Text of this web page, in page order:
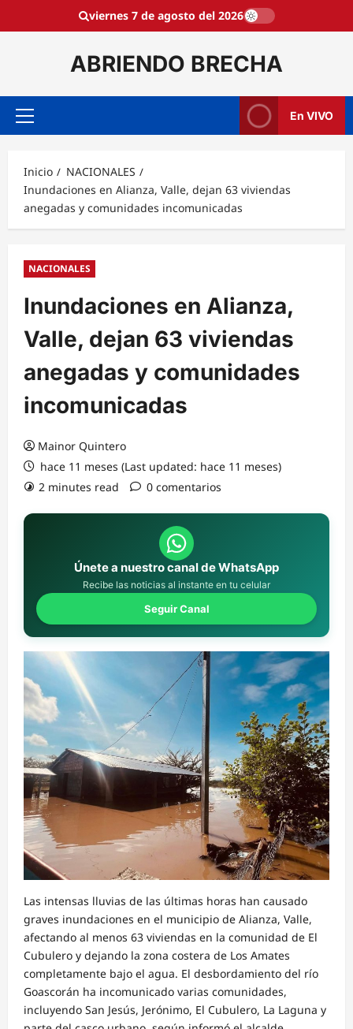
viernes 7 de agosto del 2026
ABRIENDO BRECHA
Menú
En VIVO
Inicio
NACIONALES
Inundaciones en Alianza, Valle, dejan 63 viviendas
anegadas y comunidades incomunicadas
NACIONALES
Inundaciones en Alianza,
Valle, dejan 63 viviendas
anegadas y comunidades
incomunicadas
Mainor Quintero
hace 11 meses (Last updated: hace 11 meses)
2 minutes read
0 comentarios
Únete a nuestro canal de WhatsApp
Recibe las noticias al instante en tu celular
Seguir Canal
Las intensas lluvias de las últimas horas han causado
graves inundaciones en el municipio de Alianza, Valle,
afectando al menos 63 viviendas en la comunidad de El
Cubulero y dejando la zona costera de Los Amates
completamente bajo el agua. El desbordamiento del río
Goascorán ha incomunicado varias comunidades,
incluyendo San Jesús, Jerónimo, El Cubulero, La Laguna y